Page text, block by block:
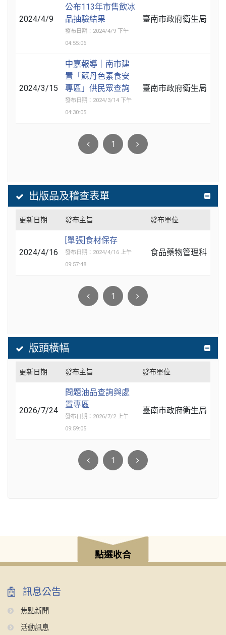
2024/4/9
公布113年市售飲冰
品抽驗結果
發布日期：2024/4/9 下午
04:55:06
臺南市政府衛生局
2024/3/15
中嘉報導｜南市建
置「蘇丹色素食安
專區」供民眾查詢
發布日期：2024/3/14 下午
04:30:05
臺南市政府衛生局
1
出版品及稽查表單
更新日期 發布主旨 發布單位
2024/4/16
[單張]食材保存
發布日期：2024/4/16 上午
09:57:48
食品藥物管理科
1
版頭橫幅
更新日期 發布主旨 發布單位
2026/7/24
問題油品查詢與處
置專區
發布日期：2026/7/2 上午
09:59:05
臺南市政府衛生局
1
點選收合
訊息公告
焦點新聞
活動訊息